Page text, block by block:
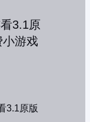
3.1原版